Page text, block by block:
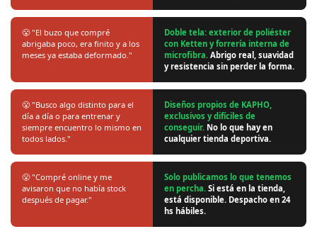
😤 "El buzo que compré
abrigaba poco, era finito y a los
meses ya estaba deformado."
Doble tela: exterior de poliéster
con Ketten y forrería interna de
microfibra. Abrigo real, suavidad
y resistencia sin perder la forma.
😤 "Busco algo distinto para el
día a día o para entrenar y
siempre encuentro lo mismo en
todos lados."
Diseños propios de KAPHO,
exclusivos y difíciles de
conseguir. No lo que hay en
cualquier tienda deportiva.
😤 "Compré online y me
avisaron que no había stock
después de pagar."
Solo publicamos lo que tenemos
en percha. Si está en la tienda,
está disponible. Despacho en 24
hs hábiles.